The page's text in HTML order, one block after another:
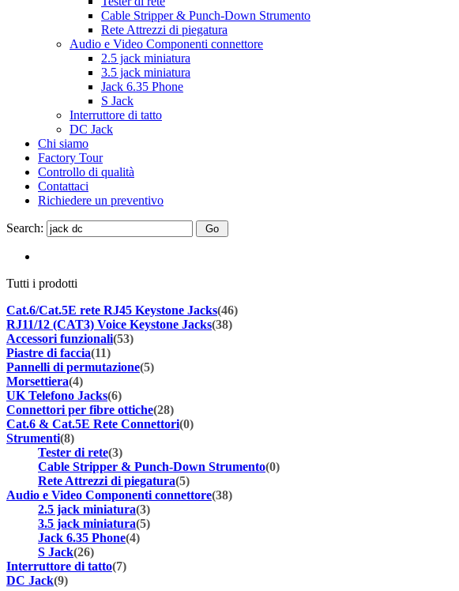
Cable Stripper & Punch-Down Strumento
Rete Attrezzi di piegatura
Audio e Video Componenti connettore
2.5 jack miniatura
3.5 jack miniatura
Jack 6.35 Phone
S Jack
Interruttore di tatto
DC Jack
Chi siamo
Factory Tour
Controllo di qualità
Contattaci
Richiedere un preventivo
Search:
Tutti i prodotti
Cat.6/Cat.5E rete RJ45 Keystone Jacks(46)
RJ11/12 (CAT3) Voice Keystone Jacks(38)
Accessori funzionali(53)
Piastre di faccia(11)
Pannelli di permutazione(5)
Morsettiera(4)
UK Telefono Jacks(6)
Connettori per fibre ottiche(28)
Cat.6 & Cat.5E Rete Connettori(0)
Strumenti(8)
Tester di rete(3)
Cable Stripper & Punch-Down Strumento(0)
Rete Attrezzi di piegatura(5)
Audio e Video Componenti connettore(38)
2.5 jack miniatura(3)
3.5 jack miniatura(5)
Jack 6.35 Phone(4)
S Jack(26)
Interruttore di tatto(7)
DC Jack(9)